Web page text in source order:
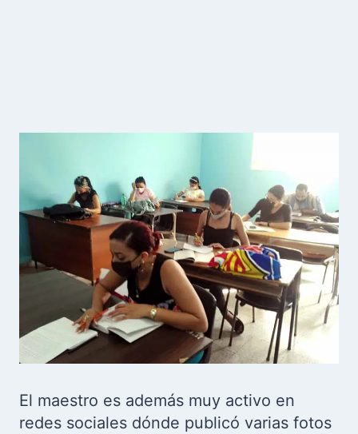
El maestro es además muy activo en
redes sociales dónde publicó varias fotos